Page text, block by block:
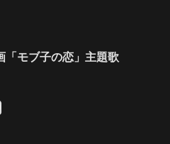
「モブ子の恋」主題歌